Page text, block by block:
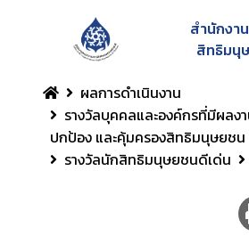
สำนักงา
สิทธิมนุ
ผลการดำเนินงาน
รางวัลบุคคลและองค์กรที่มีผลง
ปกป้อง และคุ้มครองสิทธิมนุษยชน
รางวัลนักสิทธิมนุษยชนดีเด่น